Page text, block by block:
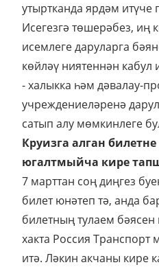
утыртканда ярдәм итүче
Исегезгә төшерәбез, иң
исемлеге даруларга
көйләү ниятеннән кабул
- халыкка һәм дәвалау-
учреждениеләренә
сатып алу мөмкинлеге
Круизга алган
югалтмыйча кире
7 марттан соң диңгез
билет юнәтеп тә, анда
билетның тулаем бәясен
хакта Россия Транспорт
итә. Ләкин акчаны кире